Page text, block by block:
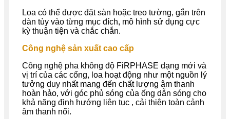
Loa có thể được đặt sàn hoặc treo tường, gắn trên
dàn tùy vào từng mục đích, mô hình sử dụng cực
kỳ thuận tiện và chắc chắn.
Công nghệ sản xuất cao cấp
Công nghệ pha không độ FiRPHASE dạng mới và
vị trí của các cổng, loa hoạt động như một nguồn lý
tưởng duy nhất mang đến chất lượng âm thanh
hoàn hảo, với góc phủ sóng của ống dẫn sóng cho
khả năng định hướng liên tục , cải thiện toàn cảnh
âm thanh nổi.